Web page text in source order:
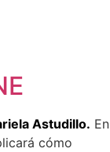
Astudillo. En
cómo